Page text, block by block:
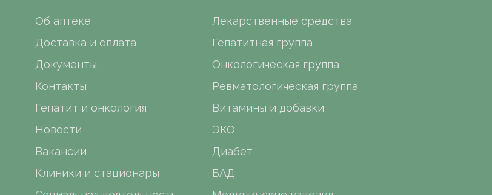
Об аптеке
Доставка и оплата
Документы
Контакты
Гепатит и онкология
Новости
Вакансии
Клиники и стационары
Лекарственные средства
Гепатитная группа
Онкологическая группа
Ревматологическая группа
Витамины и добавки
ЭКО
Диабет
БАД